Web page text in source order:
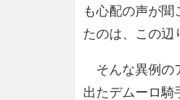
も心配の声が
たのは、この辺
そんな異例の
出たデムーロ騎